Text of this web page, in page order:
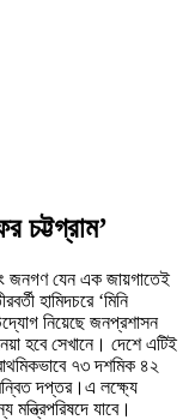
চট্টগ্রাম’
জনগণ যেন এক জায়গাতেই
হামিদচরে ‘মিনি
নিয়েছে জনপ্রশাসন
হবে সেখানে। দেশে এটিই
৭৩ দশমিক ৪২
দপ্তর।এ লক্ষ্যে
মন্ত্রিপরিষদে যাবে।